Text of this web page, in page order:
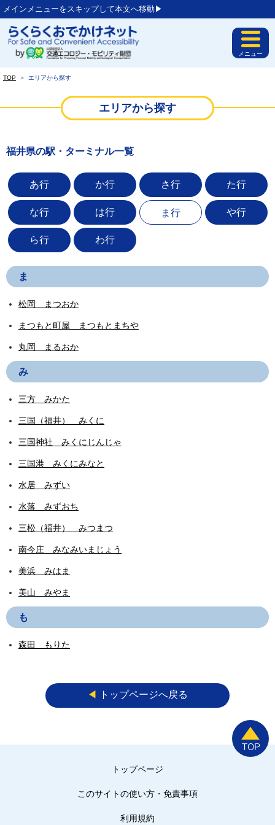
メインメニューをスキップして本文へ移動▶︎
メニュー
TOP ＞ エリアから探す
エリアから探す
福井県の駅・ターミナル一覧
あ行 か行 さ行 た行
な行 は行 ま行 や行
ら行 わ行
ま
松岡 まつおか
まつもと町屋 まつもとまちや
丸岡 まるおか
み
三方 みかた
三国（福井） みくに
三国神社 みくにじんじゃ
三国港 みくにみなと
水居 みずい
水落 みずおち
三松（福井） みつまつ
南今庄 みなみいまじょう
美浜 みはま
美山 みやま
も
森田 もりた
◀︎ トップページへ戻る
トップページ
このサイトの使い方・免責事項
利用規約